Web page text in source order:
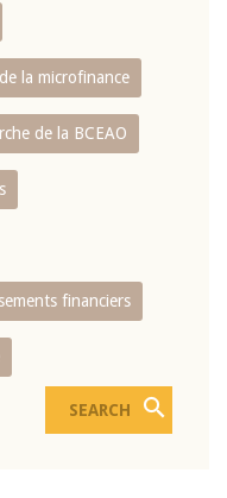
la microfinance
de la BCEAO
financiers